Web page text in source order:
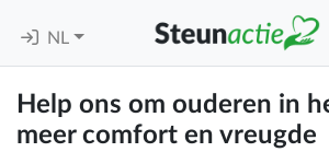
NL
Help ons om ouderen in
meer comfort en vreugde